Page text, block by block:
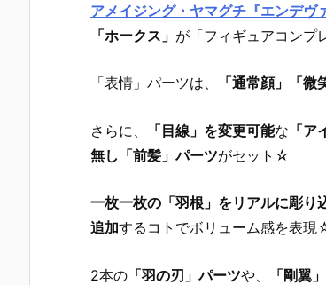
アメイジング・ヤマグチ『エンデヴ
「ホークス」 が「フィギュアコンプ
「表情」パーツは、 「通常顔」「微
さらに、 「目線」を変更可能な 「ア
無し「前髪」パーツがセット☆
一枚一枚の「羽根」をリアルに彫り
追加するコトでボリューム感を表現
2本の 「羽の刃」パーツや、 「剛翼